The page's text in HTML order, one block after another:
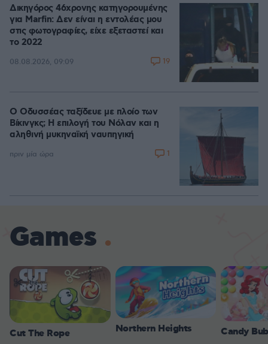
Δικηγόρος 46χρονης κατηγορουμένης
για Marfin: Δεν είναι η εντολέας μου
στις φωτογραφίες, είχε εξεταστεί και
το 2022
08.08.2026, 09:09 19
Ο Οδυσσέας ταξίδευε με πλοίο των
Βίκινγκς; Η επιλογή του Νόλαν και η
αληθινή μυκηναϊκή ναυπηγική
πριν μία ώρα 1
Games
Cut The Rope Northern Heights Candy